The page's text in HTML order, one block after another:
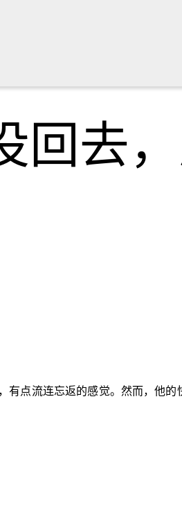
回去
点流连忘返的感觉。然而，他的